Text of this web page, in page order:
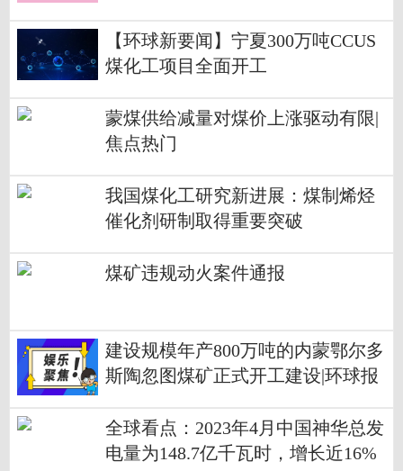
【环球新要闻】宁夏300万吨CCUS
煤化工项目全面开工
蒙煤供给减量对煤价上涨驱动有限|
焦点热门
我国煤化工研究新进展：煤制烯烃
催化剂研制取得重要突破
煤矿违规动火案件通报
建设规模年产800万吨的内蒙鄂尔多
斯陶忽图煤矿正式开工建设|环球报
全球看点：2023年4月中国神华总发
电量为148.7亿千瓦时，增长近16%